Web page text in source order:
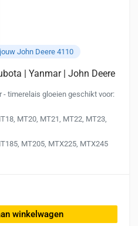
John Deere 4110
| Yanmar | John Deere
- timerelais gloeien geschikt voor:
MT20, MT21, MT22, MT23,
MT205, MTX225, MTX245
winkelwagen